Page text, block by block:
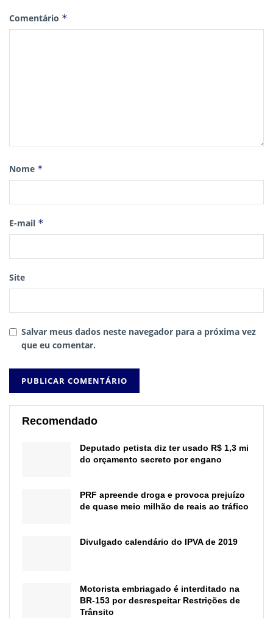
Comentário *
Nome *
E-mail *
Site
Salvar meus dados neste navegador para a próxima vez
que eu comentar.
Recomendado
Deputado petista diz ter usado R$ 1,3 mi
do orçamento secreto por engano
PRF apreende droga e provoca prejuízo
de quase meio milhão de reais ao tráfico
Divulgado calendário do IPVA de 2019
Motorista embriagado é interditado na
BR-153 por desrespeitar Restrições de
Trânsito